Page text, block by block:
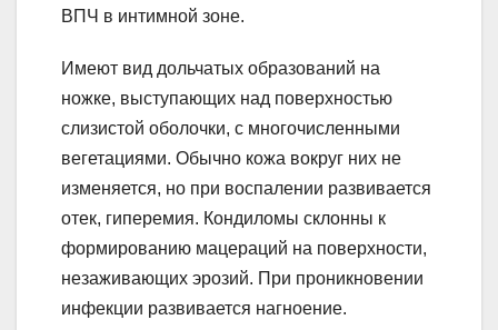
ВПЧ в интимной зоне.
Имеют вид дольчатых образований на
ножке, выступающих над поверхностью
слизистой оболочки, с многочисленными
вегетациями. Обычно кожа вокруг них не
изменяется, но при воспалении развивается
отек, гиперемия. Кондиломы склонны к
формированию мацераций на поверхности,
незаживающих эрозий. При проникновении
инфекции развивается нагноение.